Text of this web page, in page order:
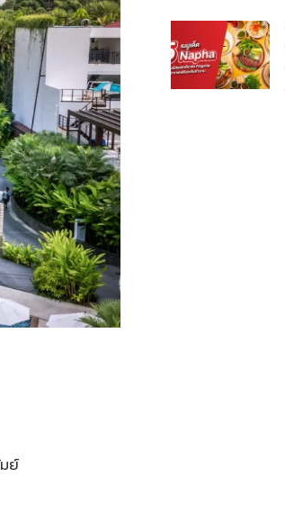
ย์